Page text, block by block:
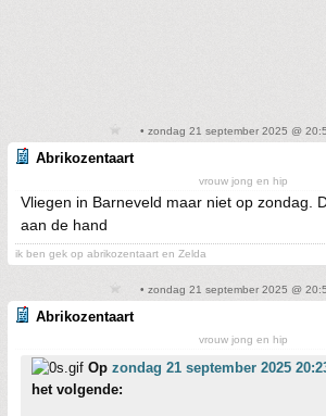
• zondag 21 september 2025 @
Abrikozentaart
vrouw jong en hip
Vliegen in Barneveld maar niet op zondag.
aan de hand
ik ben gek op abrikozentaart en Zelda
• zondag 21 september 2025 @
Abrikozentaart
vrouw jong en hip
Op zondag 21 september 2025
het volgende: